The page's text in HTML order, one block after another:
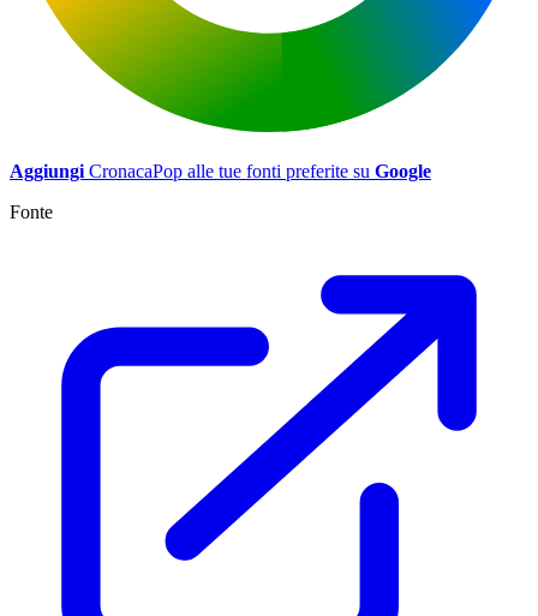
Aggiungi CronacaPop alle tue fonti preferite su Google
Fonte